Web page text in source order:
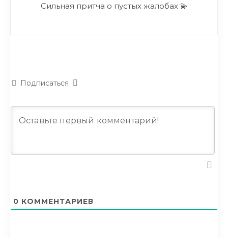
Сильная притча о пустых жалобах 💫
Подписаться
0 КОММЕНТАРИЕВ